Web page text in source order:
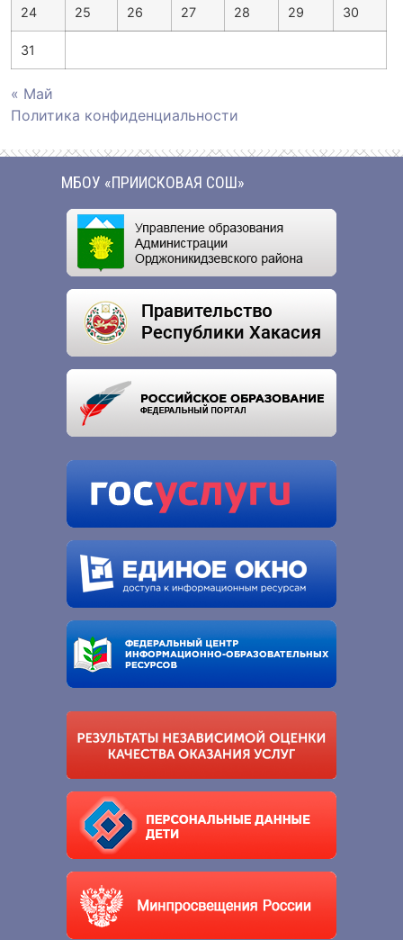
24 25 26 27 28 29 30
31
« Май
Политика конфиденциальности
МБОУ «ПРИИСКОВАЯ СОШ»